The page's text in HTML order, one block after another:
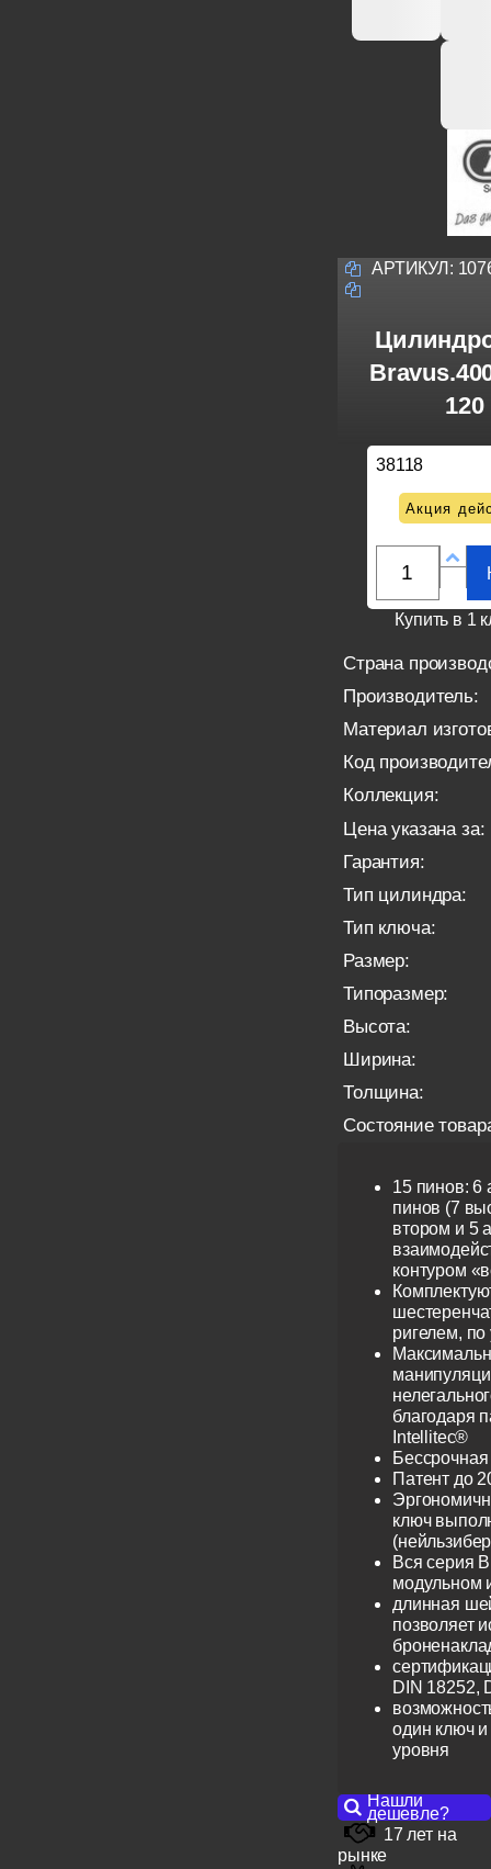
АРТИКУЛ:
38118
Акция
Купить в 1
Страна
Производитель:
Материал
Код
Коллекция:
Цена указана за:
Гарантия:
Тип цилиндра:
Тип ключа:
Размер:
Типоразмер:
Высота:
Ширина:
Толщина:
Состояние
15 пинов: 6
пинов (7
втором и 5
контуром
ригелем,
благодаря
Intellitec®
Патент до
ключ
Вся серия
модульном
длинная
позволяет
DIN 18252,
один ключ и
уровня
Нашли
дешевле?
17 лет на
рынке